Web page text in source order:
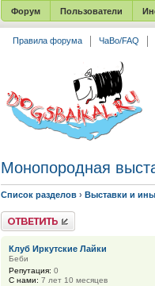
Форум Пользователи
Правила форума ЧаВо/FAQ
Монопородная
Список разделов › Выставки и
Ответить
Клуб Иркутские Лайки
Беби
Репутация: 0
С нами: 7 лет 10 месяцев